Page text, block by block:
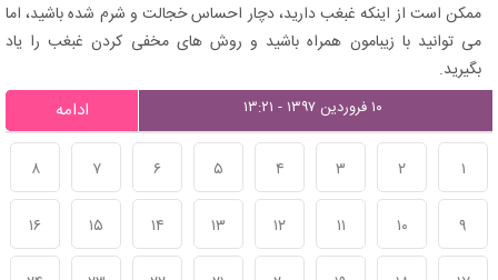
ممکن است از اینکه غبغب دارید، دچار احساس خجالت و شرم شده باشید، اما
می توانید با زیبامون همراه باشید و روش های مخفی کردن غبغب را یاد
بگیرید.
۱۰ فروردین ۱۳۹۷ - ۱۳:۲۱ ادامه
۱ ۲ ۳ ۴ ۵ ۶ ۷ ۸
۹ ۱۰ ۱۱ ۱۲ ۱۳ ۱۴ ۱۵ ۱۶